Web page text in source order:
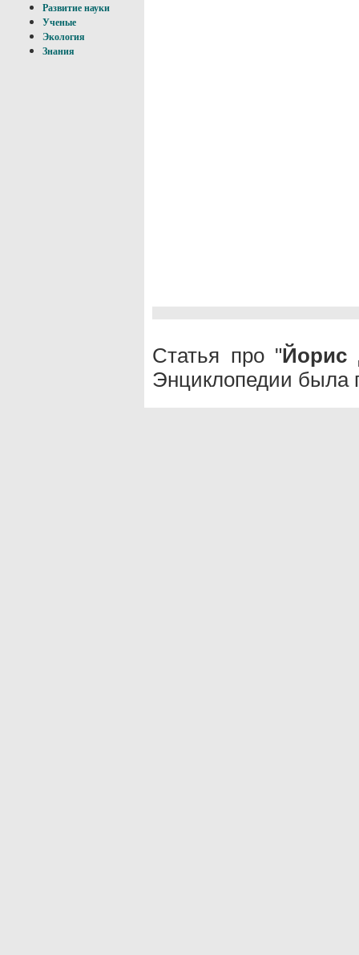
Развитие науки
Ученые
Экология
Знания
Статья про "Йорис
Энциклопедии была